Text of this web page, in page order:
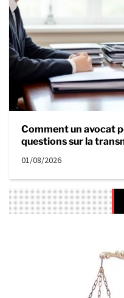
Comment un avocat
questions sur la
01/08/2026